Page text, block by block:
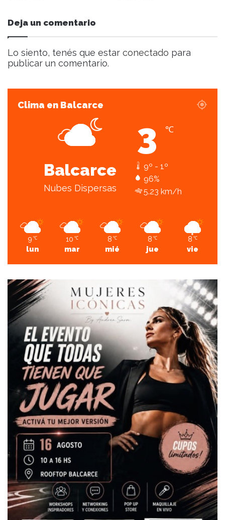
n
c
o
Deja un comentario
Lo siento, tenés que estar conectado para
publicar un comentario.
Clima en Balcarce
Balcarce
Nubes Dispersas
3 ℃
9º - 1º
96%
5.23 km/h
9 ℃
lun
10 ℃
mar
8 ℃
mié
8 ℃
jue
8 ℃
vie